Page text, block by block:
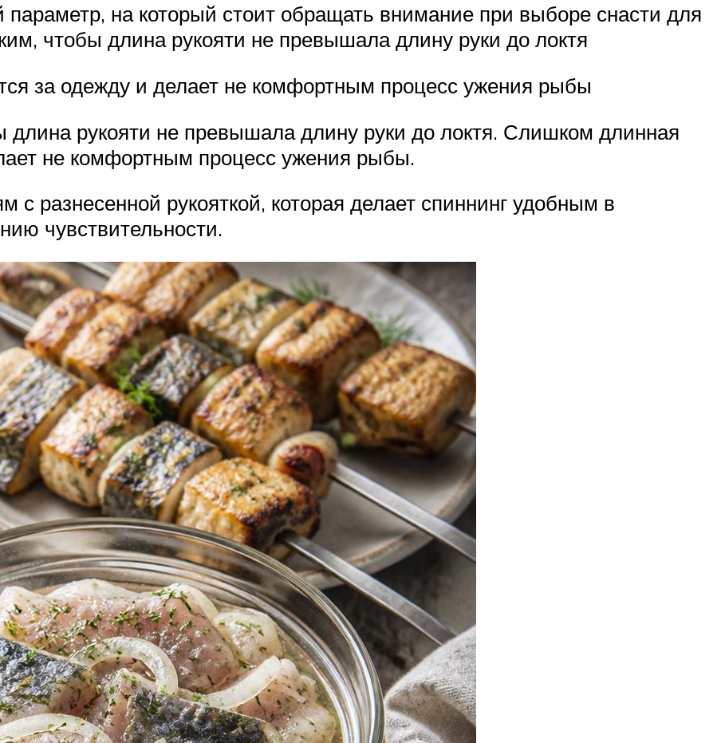
на который стоит обращать внимание при выборе снасти для
чтобы длина рукояти не превышала длину руки до локтя
за одежду и делает не комфортным процесс ужения рыбы
рукояти не превышала длину руки до локтя. Слишком длинная
не комфортным процесс ужения рыбы.
с разнесенной рукояткой, которая делает спиннинг удобным в
чувствительности.